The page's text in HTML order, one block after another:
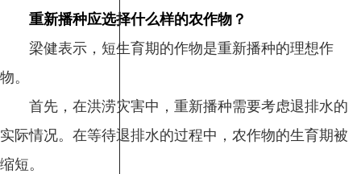
重新播种应选择什么样的农作物？
梁健表示，短生育期的作物是重新播种的理想作
物。
首先，在洪涝灾害中，重新播种需要考虑退排水的
实际情况。在等待退排水的过程中，农作物的生育期被
缩短。